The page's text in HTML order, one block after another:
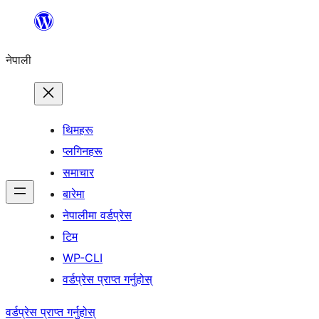
सामग्रीमा
नेपाली
थिमहरू
प्लगिनहरू
समाचार
बारेमा
नेपालीमा वर्डप्रेस
टिम
WP-CLI
वर्डप्रेस प्राप्त गर्नुहोस्
वर्डप्रेस प्राप्त गर्नुहोस्